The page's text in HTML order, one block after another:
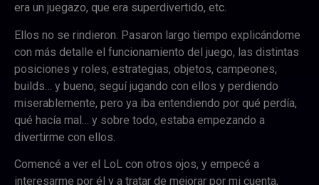
era un juegazo, que era superdivertido, etc.
Ellos no se rindieron. Pasaron largo tiempo explicándome
con más detalle el funcionamiento del juego, las distintas
posiciones y roles, estrategias, objetos, campeones,
builds… y bueno, seguí jugando con ellos y perdiendo
miserablemente, pero ya iba entendiendo por qué perdía,
qué hacía mal… y sobre todo, estaba empezando a
divertirme con ellos.
Comencé a ver el LoL con otros ojos, y empecé a
interesarme por él y a tratar de mejorar por mi cuenta,